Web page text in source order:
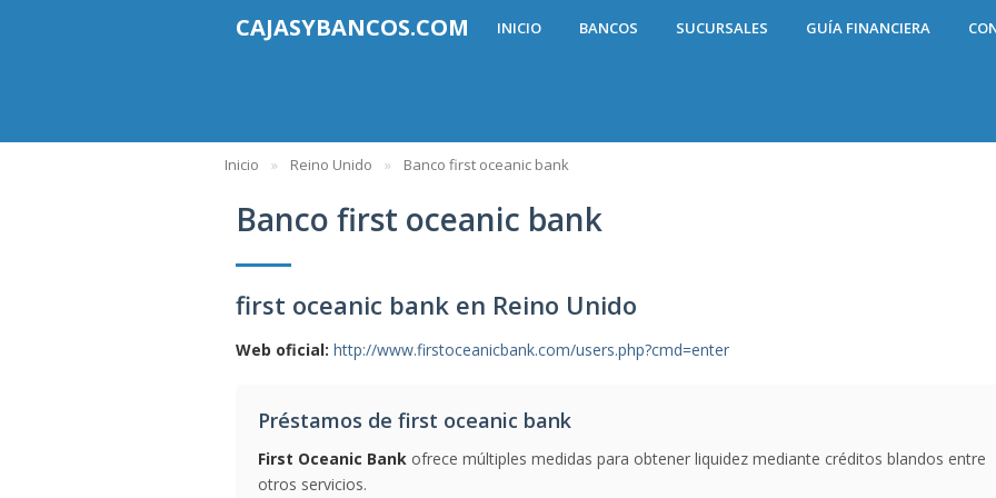
CAJASYBANCOS.COM INICIO BANCOS SUCURSALES GUÍA FINANCIERA
Inicio Reino Unido Banco first oceanic bank
Banco first oceanic bank
first oceanic bank en Reino Unido
Web oficial: http://www.firstoceanicbank.com/users.php?cmd=enter
Préstamos de first oceanic bank
First Oceanic Bank ofrece múltiples medidas para obtener liquidez mediante créditos blandos entre
otros servicios.